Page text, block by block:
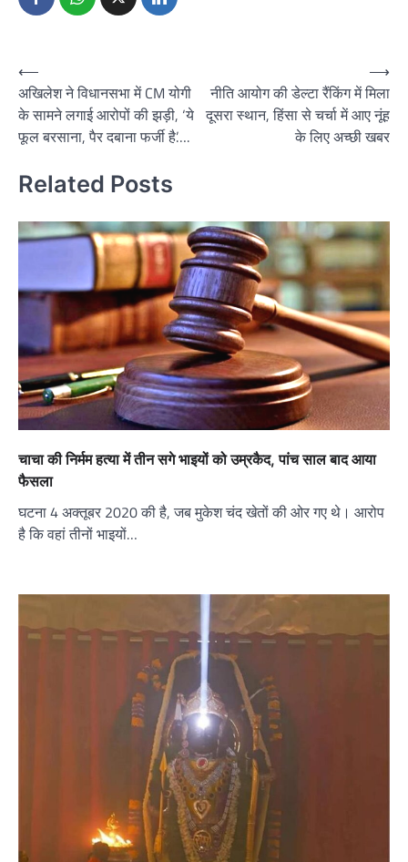
Post
navigation
⟵
अखिलेश ने विधानसभा में CM योगी
के सामने लगाई आरोपों की झड़ी, ‘ये
फूल बरसाना, पैर दबाना फर्जी है’….
नीति आयोग की डेल्टा रैंकिंग में मिला
दूसरा स्थान, हिंसा से चर्चा में आए नूंह
के लिए अच्छी खबर
⟶
Related Posts
चाचा की निर्मम हत्या में तीन सगे भाइयों को उम्रकैद, पांच साल बाद आया
फैसला
घटना 4 अक्तूबर 2020 की है, जब मुकेश चंद खेतों की ओर गए थे। आरोप
है कि वहां तीनों भाइयों…